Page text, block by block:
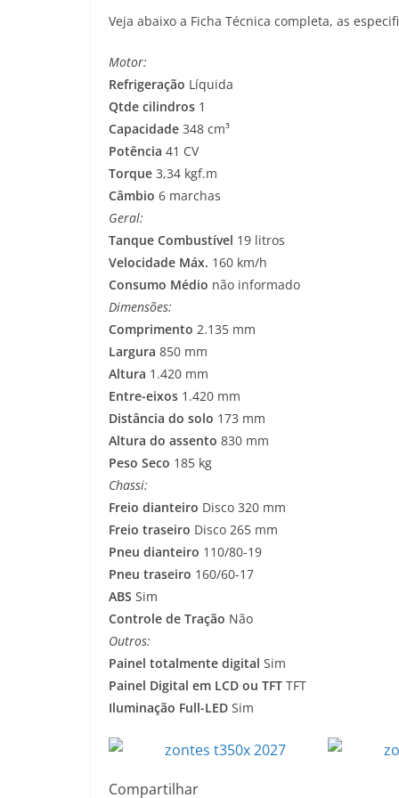
Veja abaixo a Ficha Técnica completa, as
Motor:
Refrigeração Líquida
Qtde cilindros 1
Capacidade 348 cm³
Potência 41 CV
Torque 3,34 kgf.m
Câmbio 6 marchas
Geral:
Tanque Combustível 19 litros
Velocidade Máx. 160 km/h
Consumo Médio não informado
Dimensões:
Comprimento 2.135 mm
Largura 850 mm
Altura 1.420 mm
Entre-eixos 1.420 mm
Distância do solo 173 mm
Altura do assento 830 mm
Peso Seco 185 kg
Chassi:
Freio dianteiro Disco 320 mm
Freio traseiro Disco 265 mm
Pneu dianteiro 110/80-19
Pneu traseiro 160/60-17
ABS Sim
Controle de Tração Não
Outros:
Painel totalmente digital Sim
Painel Digital em LCD ou TFT TFT
Iluminação Full-LED Sim
Compartilhar